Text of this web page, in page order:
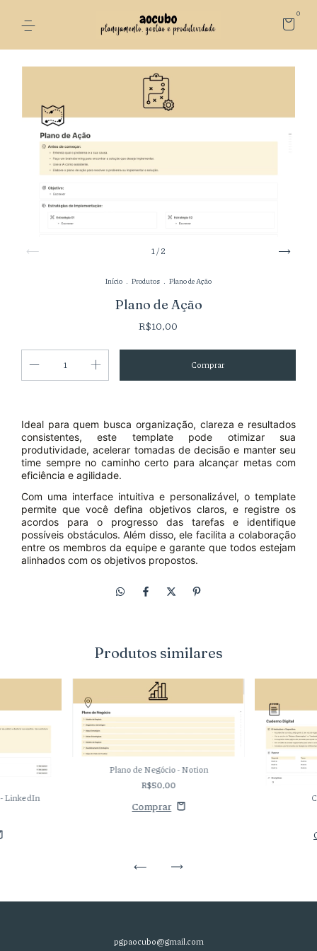
0
1/2
Início . Produtos . Plano de Ação
Plano de Ação
R$10,00
Ideal para quem busca organização, clareza e resultados
consistentes, este template pode otimizar sua
produtividade, acelerar tomadas de decisão e manter seu
time sempre no caminho certo para alcançar metas com
eficiência e agilidade.
Com uma interface intuitiva e personalizável, o template
permite que você defina objetivos claros, e registre os
acordos para o progresso das tarefas e identifique
possíveis obstáculos. Além disso, ele facilita a colaboração
entre os membros da equipe e garante que todos estejam
alinhados com os objetivos propostos.
Produtos similares
LinkedIn
Plano de Negócio - Notion
R$50,00
pgpaocubo@gmail.com